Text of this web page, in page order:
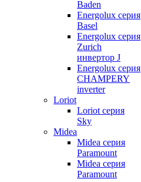
Baden
Energolux серия
Basel
Energolux серия
Zurich
инвертор J
Energolux серия
CHAMPERY
inverter
Loriot
Loriot серия
Sky
Midea
Midea серия
Paramount
Midea серия
Paramount